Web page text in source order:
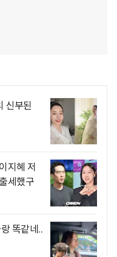
신부된
지혜 저
세했구
똑같네..